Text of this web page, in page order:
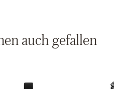
auch gefallen